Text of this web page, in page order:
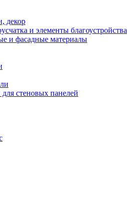
декор
и элементы благоустройства
и фасадные материалы
стеновых панелей